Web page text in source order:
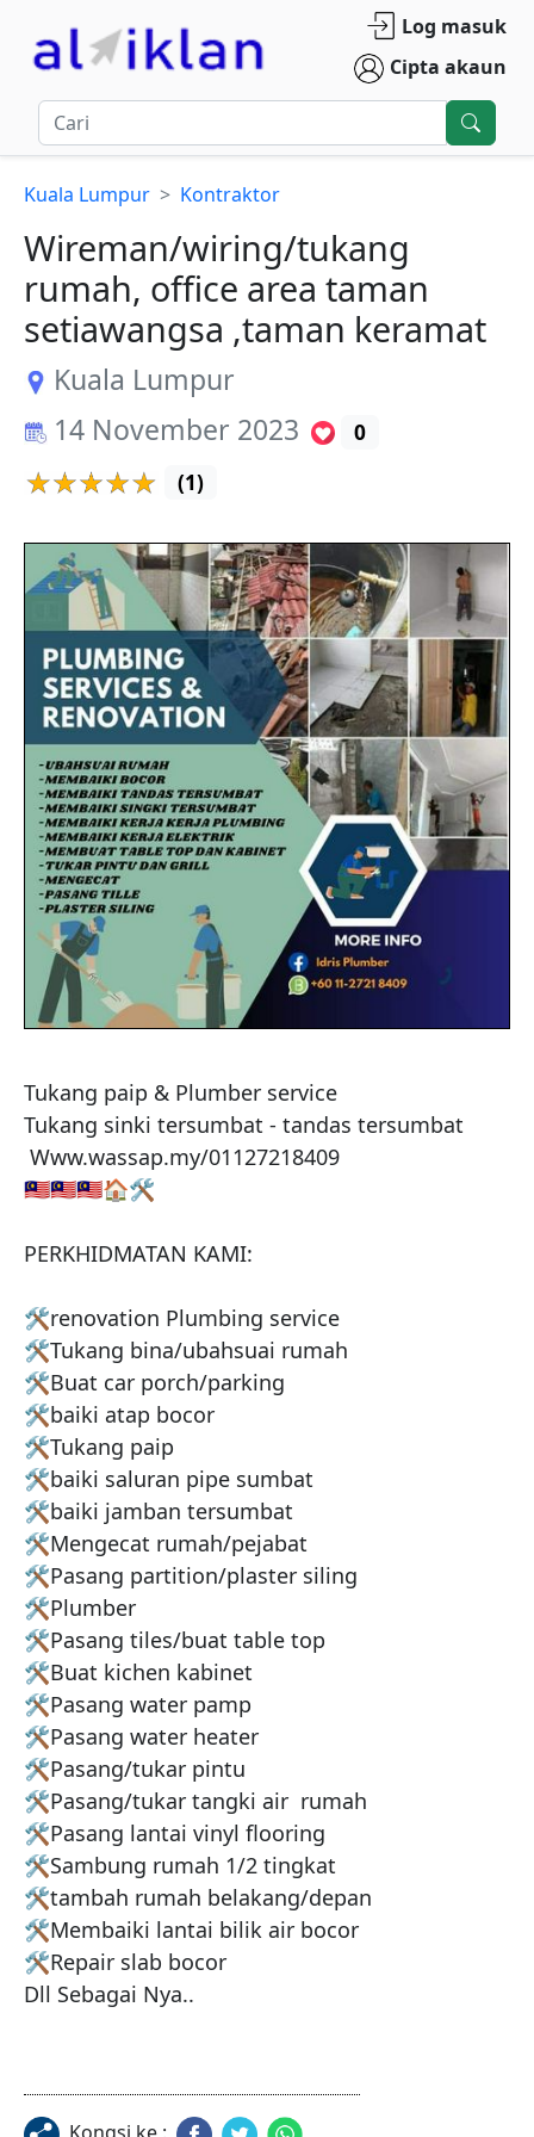
Log masuk
Cipta akaun
Kuala Lumpur Kontraktor
Wireman/wiring/tukang
rumah, office area taman
setiawangsa ,taman keramat
Kuala Lumpur
14 November 2023
0
(1)
Tukang paip & Plumber service
Tukang sinki tersumbat - tandas tersumbat
🇲🇾🇲🇾🇲🇾🏠🛠
PERKHIDMATAN KAMI:
🛠renovation Plumbing service
🛠Tukang bina/ubahsuai rumah
🛠Buat car porch/parking
🛠baiki atap bocor
🛠Tukang paip
🛠baiki saluran pipe sumbat
🛠baiki jamban tersumbat
🛠Mengecat rumah/pejabat
🛠Pasang partition/plaster siling
🛠Plumber
🛠Pasang tiles/buat table top
🛠Buat kichen kabinet
🛠Pasang water pamp
🛠Pasang water heater
🛠Pasang/tukar pintu
🛠Pasang/tukar tangki air  rumah
🛠Pasang lantai vinyl flooring
🛠Sambung rumah 1/2 tingkat
🛠tambah rumah belakang/depan
🛠Membaiki lantai bilik air bocor
🛠Repair slab bocor
Dll Sebagai Nya..